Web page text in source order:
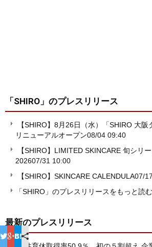
「SHIRO」 のプレスリリース
【SHIRO】8月26日（水）「SHIRO 大
リニューアルオープン08/04 09:40
【SHIRO】LIMITED SKINCARE 旬シリ
202607/31 10:00
【SHIRO】SKINCARE CALENDULA07/
「SHIRO」のプレスリリースをもっと読む
最新のプレスリリース